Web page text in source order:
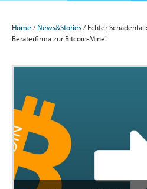
Home /News&Stories/ Echter
Beraterfirma zur Bitcoin-Mine!